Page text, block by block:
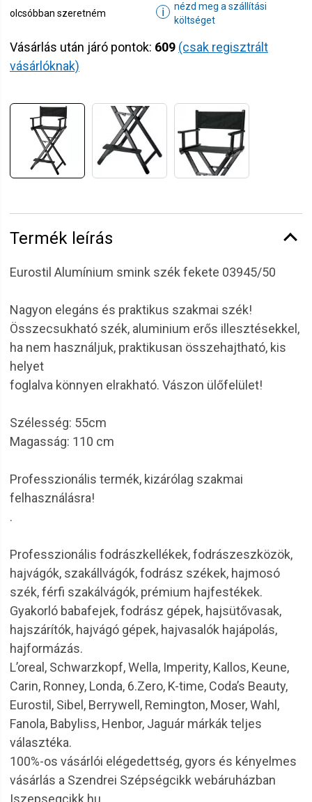
olcsóbban szeretném ℹ
nézd meg a szállítási
költséget
Vásárlás után járó pontok: 609 (csak regisztrált
vásárlóknak)
Termék leírás
Eurostil Alumínium smink szék fekete 03945/50
Nagyon elegáns és praktikus szakmai szék!
Összecsukható szék, aluminium erős illesztésekkel,
ha nem használjuk, praktikusan összehajtható, kis
helyet
foglalva könnyen elrakható. Vászon ülőfelület!
Szélesség: 55cm
Magasság: 110 cm
Professzionális termék, kizárólag szakmai
felhasználásra!
.
Professzionális fodrászkellékek, fodrászeszközök,
hajvágók, szakállvágók, fodrász székek, hajmosó
szék, férfi szakálvágók, prémium hajfestékek.
Gyakorló babafejek, fodrász gépek, hajsütővasak,
hajszárítók, hajvágó gépek, hajvasalók hajápolás,
hajformázás.
L’oreal, Schwarzkopf, Wella, Imperity, Kallos, Keune,
Carin, Ronney, Londa, 6.Zero, K-time, Coda’s Beauty,
Eurostil, Sibel, Berrywell, Remington, Moser, Wahl,
Fanola, Babyliss, Henbor, Jaguár márkák teljes
választéka.
100%-os vásárlói elégedettség, gyors és kényelmes
vásárlás a Szendrei Szépségcikk webáruházban
|szepsegcikk.hu